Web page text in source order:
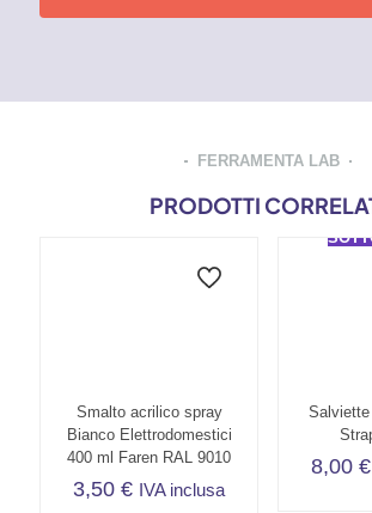
FERRAMENTA LAB
PRODOTTI
Smalto acrilico spray
Bianco Elettrodomestici
400 ml Faren RAL 9010
3,50€ IVA inclusa
8,00 €